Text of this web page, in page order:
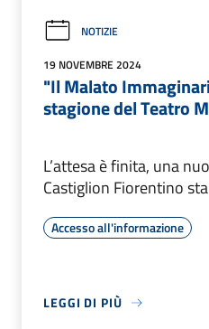
NOTIZIE
19 NOVEMBRE 2024
"Il Malato
stagione del Teatro
L’attesa è finita, una
Castiglion Fiorentino
Accesso all'informazione
LEGGI DI PIÙ